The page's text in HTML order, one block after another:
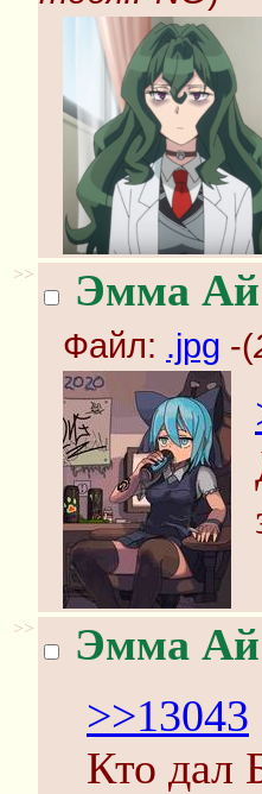
>> Эмма Ай
Файл: .jpg -(
>> Эмма Ай
>>13043
Кто дал